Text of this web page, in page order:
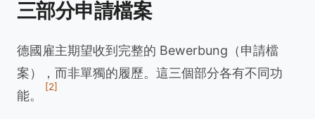
三部分申請檔案
德國雇主期望收到完整的 Bewerbung（申請檔
案），而非單獨的履歷。這三個部分各有不同功
能。
[2]